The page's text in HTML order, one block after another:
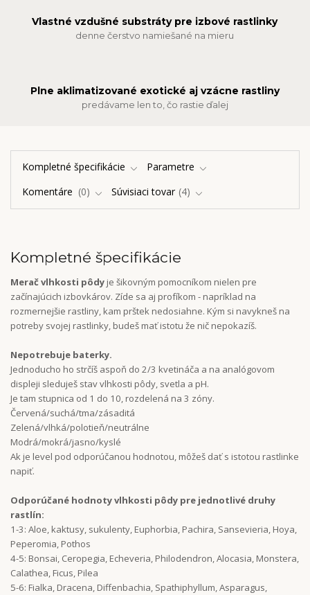
Vlastné vzdušné substráty pre izbové rastlinky
denne čerstvo namiešané na mieru
Plne aklimatizované exotické aj vzácne rastliny
predávame len to, čo rastie ďalej
Kompletné špecifikácie
Parametre
Komentáre
0 Súvisiaci tovar 4
Kompletné špecifikácie
Merač vlhkosti pôdy je šikovným pomocníkom nielen pre
začínajúcich izbovkárov. Zíde sa aj profíkom - napríklad na
rozmernejšie rastliny, kam prštek nedosiahne. Kým si navykneš na
potreby svojej rastlinky, budeš mať istotu že nič nepokazíš.
Nepotrebuje baterky.
Jednoducho ho strčíš aspoň do 2/3 kvetináča a na analógovom
displeji sleduješ stav vlhkosti pôdy, svetla a pH.
Je tam stupnica od 1 do 10, rozdelená na 3 zóny.
Červená/suchá/tma/zásaditá
Zelená/vlhká/polotieň/neutrálne
Modrá/mokrá/jasno/kyslé
Ak je level pod odporúčanou hodnotou, môžeš dať s istotou rastlinke
napiť.
Odporúčané hodnoty vlhkosti pôdy pre jednotlivé druhy
rastlín:
1-3: Aloe, kaktusy, sukulenty, Euphorbia, Pachira, Sansevieria, Hoya,
Peperomia, Pothos
4-5: Bonsai, Ceropegia, Echeveria, Philodendron, Alocasia, Monstera,
Calathea, Ficus, Pilea
5-6: Fialka, Dracena, Diffenbachia, Spathiphyllum, Asparagus,